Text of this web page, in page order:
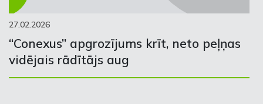
27.02.2026
“Conexus” apgrozījums krīt, neto peļņas
vidējais rādītājs aug